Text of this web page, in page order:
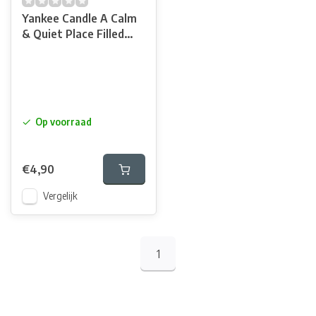
Yankee Candle A Calm
& Quiet Place Filled
Op voorraad
€4,90
Vergelijk
1